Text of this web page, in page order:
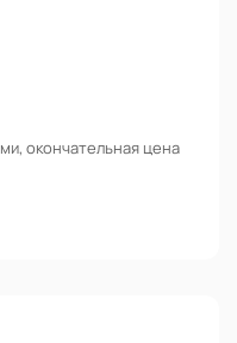
окончательная цена